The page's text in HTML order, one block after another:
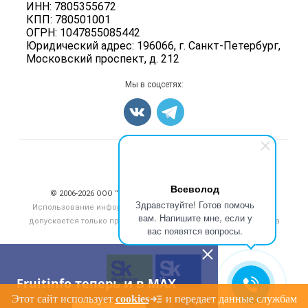
Всеволод
Здравствуйте! Готов помочь
вам. Напишите мне, если у
вас появятся вопросы.
Fruitinfo теперь и в MAX
ИНН: 7805355672
КПП: 780501001
ОГРН: 1047855085442
Юридический адрес: 196066, г. Санкт-Петербург,
Московский проспект, д. 212
Грибы
Оборудование
Карта объявлений
Мы в соцсетях:
© 2006‑2026 ООО “Инлайн”. 12+ Все права защищены.
Использование информации, размещенной на данном сайте,
допускается только при размещении активной гиперссылки на
fruitinfo.ru
Этот сайт использует cookies
и передает данные службам